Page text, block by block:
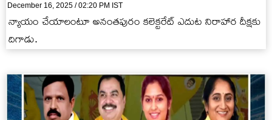
December 16, 2025 / 02:20 PM IST
న్యాయం చేయాలంటూ అనంతపురం కలెక్టరేట్ ఎదుట నిరాహార దీక్షకు
దిగాడు.